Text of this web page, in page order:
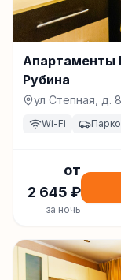
Апартаменты
Рубина
ул Степная, д.
Wi-Fi
от
2 645 ₽
за ночь